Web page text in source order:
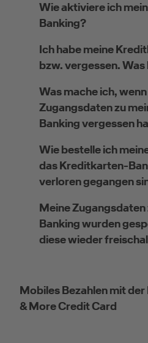
Wie aktiviere ich
Banking?
Ich habe meine
bzw. vergessen.
Was mache ich,
Zugangsdaten zu
Banking vergessen
Wie bestelle ich
das Kreditkarten-
verloren gegangen
Meine
Banking wurden
diese wieder
Mobiles Bezahlen mit
& More Credit Card
Selbstständige
(z.B. Gewerbetreibender,
Unternehmen
(z.B. e.K.,
GmbH)